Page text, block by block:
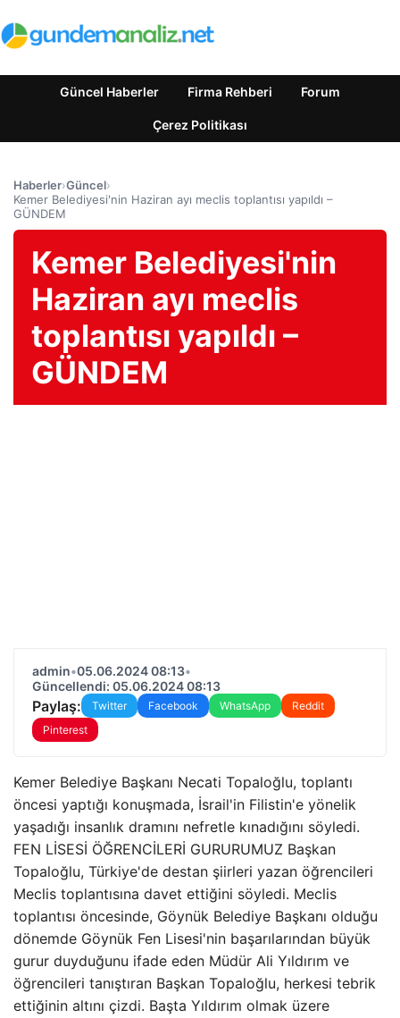
Güncel Haberler Firma Rehberi Forum
Çerez Politikası
Haberler›Güncel›
Kemer Belediyesi'nin Haziran ayı meclis toplantısı yapıldı –
GÜNDEM
Kemer Belediyesi'nin
Haziran ayı meclis
toplantısı yapıldı –
GÜNDEM
admin•05.06.2024 08:13•
Güncellendi: 05.06.2024 08:13
Paylaş: Twitter Facebook WhatsApp
Reddit
Pinterest
Kemer Belediye Başkanı Necati Topaloğlu, toplantı
öncesi yaptığı konuşmada, İsrail'in Filistin'e yönelik
yaşadığı insanlık dramını nefretle kınadığını söyledi.
FEN LİSESİ ÖĞRENCİLERİ GURURUMUZ Başkan
Topaloğlu, Türkiye'de destan şiirleri yazan öğrencileri
Meclis toplantısına davet ettiğini söyledi. Meclis
toplantısı öncesinde, Göynük Belediye Başkanı olduğu
dönemde Göynük Fen Lisesi'nin başarılarından büyük
gurur duyduğunu ifade eden Müdür Ali Yıldırım ve
öğrencileri tanıştıran Başkan Topaloğlu, herkesi tebrik
ettiğinin altını çizdi. Başta Yıldırım olmak üzere